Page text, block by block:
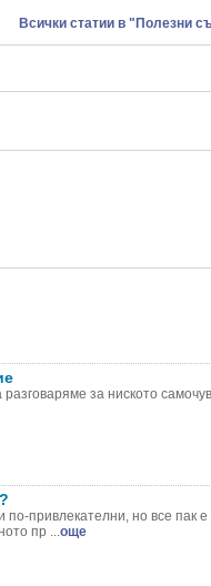
Всички статии в "Полезни
за ниското
по-привлекателни, но все пак
пр ...още